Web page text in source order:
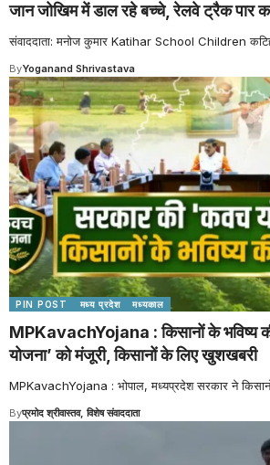
जान जोखिम में डाल रहे बच्चे, रेलवे ट्रैक पार
संवाददाता: मनोज कुमार Katihar School Children
ByYoganand Shrivastava
PIN POST मध्य प्रदेश मध्यकाल
MPKavachYojana : किसानों के भविष्य
योजना’ को मंजूरी, किसानों के लिए खुशखबरी
MPKavachYojana : भोपाल, मध्यप्रदेश सरकार ने
Byप्रमोद श्रीवास्तव, विशेष संवाददाता